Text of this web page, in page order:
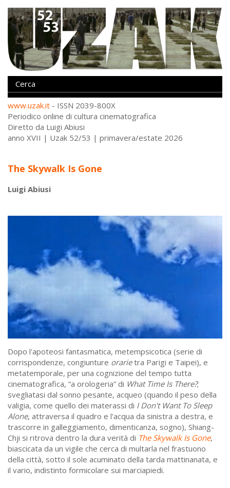
www.uzak.it - ISSN 2039-800X
Periodico online di cultura cinematografica
Diretto da Luigi Abiusi
anno XVII | Uzak 52/53 | primavera/estate 2026
The Skywalk Is Gone
Luigi Abiusi
Dopo l'apoteosi fantasmatica, metempsicotica (serie di
corrispondenze, congiunture orarietra Parigi e Taipei), e
metatemporale, per una cognizione del tempo tutta
cinematografica, “a orologeria” di What Time Is There?;
svegliatasi dal sonno pesante, acqueo (quando il peso della
valigia, come quello dei materassi di I Don't Want To Sleep
Alone, attraversa il quadro e l'acqua da sinistra a destra, e
trascorre in galleggiamento, dimenticanza, sogno), Shiang-
Chji si ritrova dentro la dura verità di The Skywalk Is Gone,
biascicata da un vigile che cerca di multarla nel frastuono
della città, sotto il sole acuminato della tarda mattinanata, e
il vario, indistinto formicolare sui marciapiedi.